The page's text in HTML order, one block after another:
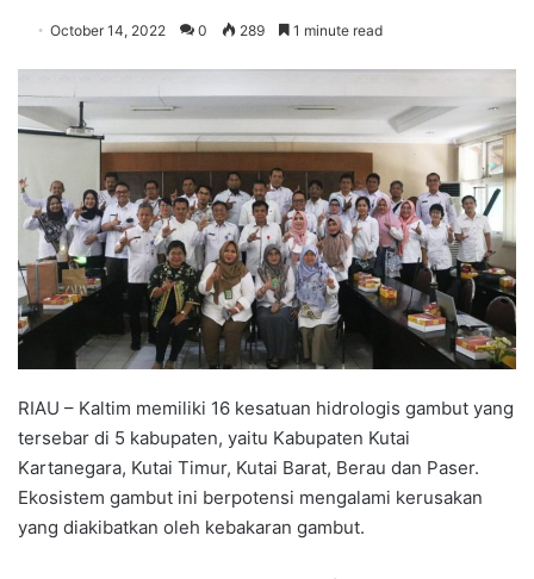
October 14, 2022 0 289 1 minute read
RIAU – Kaltim memiliki 16 kesatuan hidrologis gambut yang
tersebar di 5 kabupaten, yaitu Kabupaten Kutai
Kartanegara, Kutai Timur, Kutai Barat, Berau dan Paser.
Ekosistem gambut ini berpotensi mengalami kerusakan
yang diakibatkan oleh kebakaran gambut.